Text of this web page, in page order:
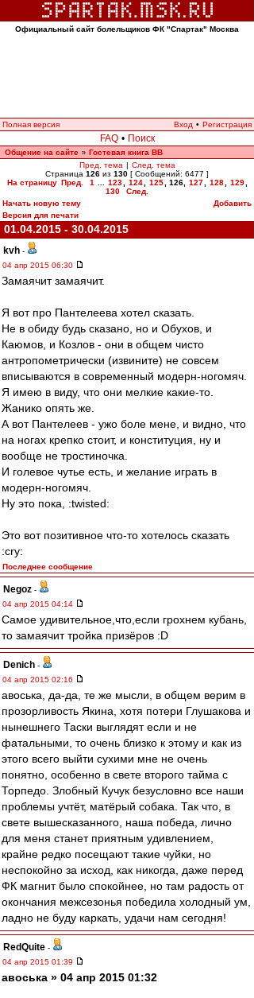
Официальный сайт болельщиков ФК "Спартак" Москва
Полная версия Вход • Регистрация
FAQ • Поиск
Общение на сайте » Гостевая книга ВВ
Пред. тема | След. тема
Страница 126 из 130 [ Сообщений: 6477 ]
На страницу Пред. 1 123 124 125 126 127 128 129
130
След.
Начать новую тему
Добавить
Версия для печати
01.04.2015 - 30.04.2015
kvh -
04 апр 2015 06:30
Замаячит замаячит.
Я вот про Пантелеева хотел сказать.
Не в обиду будь сказано, но и Обухов, и
Каюмов, и Козлов - они в общем чисто
антропометрически (извините) не совсем
вписываются в современный модерн-ногомяч.
Я имею в виду, что они мелкие какие-то.
Жанико опять же.
А вот Пантелеев - ужо боле мене, и видно, что
на ногах крепко стоит, и конституция, ну и
вообще не тростиночка.
И голевое чутье есть, и желание играть в
модерн-ногомяч.
Ну это пока, :twisted:
Это вот позитивное что-то хотелось сказать
:cry:
Последнее сообщение
Negoz -
04 апр 2015 04:14
Самое удивительное,что,если грохнем кубань,
то замаячит тройка призёров :D
Denich -
04 апр 2015 02:16
авоська, да-да, те же мысли, в общем верим в
прозорливость Якина, хотя потери Глушакова и
нынешнего Таски выглядят если и не
фатальными, то очень близко к этому и как из
этого всего выйти сухими мне не очень
понятно, особенно в свете второго тайма с
Торпедо. Злобный Кучук безусловно все наши
проблемы учтёт, матёрый собака. Так что, в
свете вышесказанного, наша победа, лично
для меня станет приятным удивлением,
крайне редко посещают такие чуйки, но
неспокойно за исход, как никогда, даже перед
ФК магнит было спокойнее, но там радость от
окончания межсезонья победила холодный ум,
ладно не буду каркать, удачи нам сегодня!
RedQuite -
04 апр 2015 01:39
авоська » 04 апр 2015 01:32